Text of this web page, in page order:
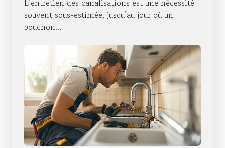
Strasbourg ?
L’entretien des canalisations est une nécessité
souvent sous-estimée, jusqu’au jour où un
bouchon...